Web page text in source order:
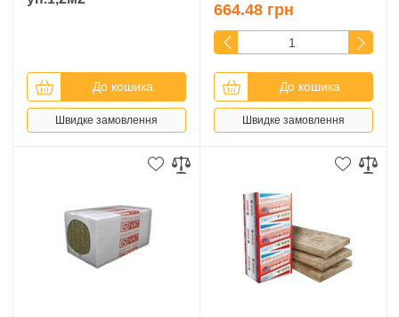
До кошика
Швидке замовлення
664.48 грн
До кошика
Швидке замовлення